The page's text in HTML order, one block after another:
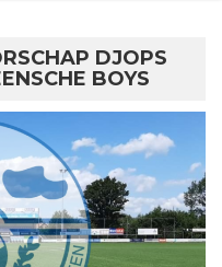
DJOPS
BOYS